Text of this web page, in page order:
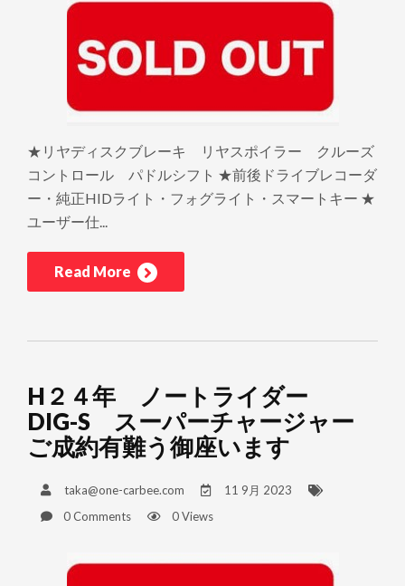
★リヤディスクブレーキ リヤスポイラー クルーズ
コントロール パドルシフト ★前後ドライブレコーダ
ー・純正HIDライト・フォグライト・スマートキー ★
ユーザー仕...
Read More
H２４年 ノートライダー
DIG-S スーパーチャージャー
ご成約有難う御座います
taka@one-carbee.com
11 9月 2023
0 Comments
0 Views